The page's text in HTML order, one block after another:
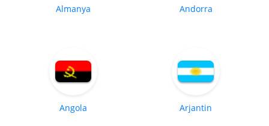
Almanya Andorra
Angola Arjantin